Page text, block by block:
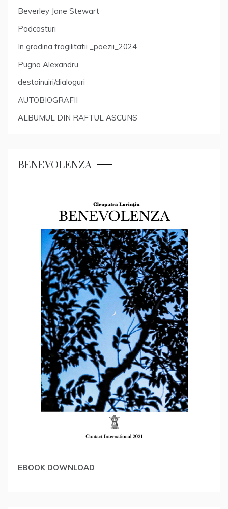
Beverley Jane Stewart
Podcasturi
In gradina fragilitatii _poezii_2024
Pugna Alexandru
destainuiri/dialoguri
AUTOBIOGRAFII
ALBUMUL DIN RAFTUL ASCUNS
BENEVOLENZA
EBOOK DOWNLOAD